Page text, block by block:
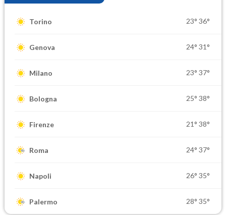
Torino 23° 36°
Genova 24° 31°
Milano 23° 37°
Bologna 25° 38°
Firenze 21° 38°
Roma 24° 37°
Napoli 26° 35°
Palermo 28° 35°